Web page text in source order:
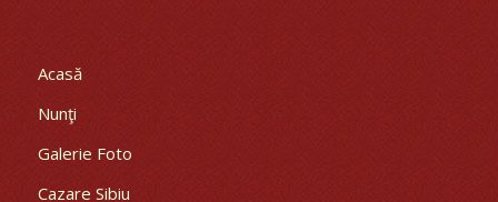
Acasă
Nunţi
Galerie Foto
Cazare Sibiu